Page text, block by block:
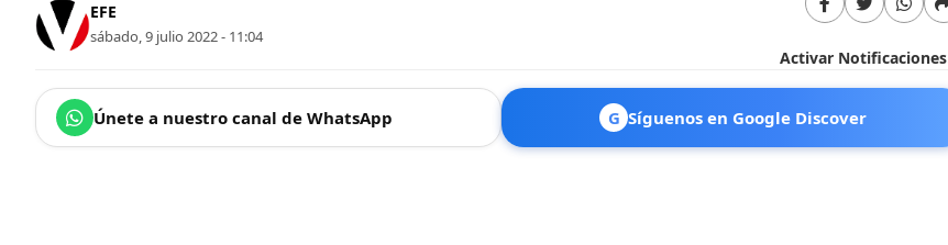
EFE
sábado, 9 julio 2022 - 11:04
Activar Notificaciones
Únete a nuestro canal de WhatsApp G Síguenos en Google Discover